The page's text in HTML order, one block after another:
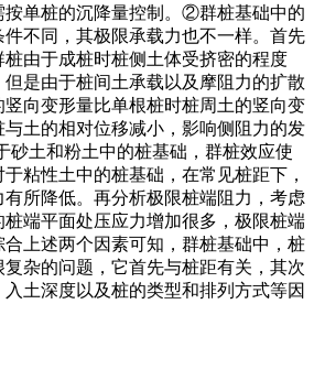
按单桩的沉降量控制。②群桩基础中的
不同，其极限承载力也不一样。首先
由于成桩时桩侧土体受挤密的程度
是由于桩间土承载以及摩阻力的扩散
向变形量比单根桩时桩周土的竖向变
土的相对位移减小，影响侧阻力的发
砂土和粉土中的桩基础，群桩效应使
粘性土中的桩基础，在常见桩距下，
所降低。再分析极限桩端阻力，考虑
端平面处压应力增加很多，极限桩端
上述两个因素可知，群桩基础中，桩
杂的问题，它首先与桩距有关，其次
土深度以及桩的类型和排列方式等因